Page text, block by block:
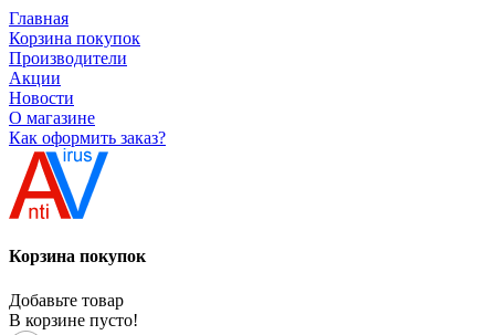
Главная
Корзина покупок
Производители
Акции
Новости
О магазине
Как оформить заказ?
Корзина покупок
Добавьте товар
В корзине пусто!